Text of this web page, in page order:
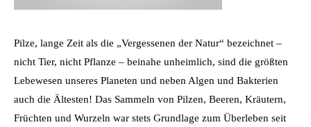
Pilze, lange Zeit als die „Vergessenen der Natur“ bezeichnet –
nicht Tier, nicht Pflanze – beinahe unheimlich, sind die größten
Lebewesen unseres Planeten und neben Algen und Bakterien
auch die Ältesten! Das Sammeln von Pilzen, Beeren, Kräutern,
Früchten und Wurzeln war stets Grundlage zum Überleben seit